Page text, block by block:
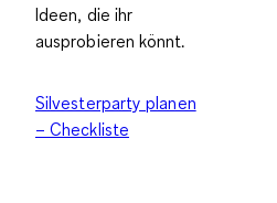
Ideen, die ihr
ausprobieren könnt.
Silvesterparty planen
– Checkliste